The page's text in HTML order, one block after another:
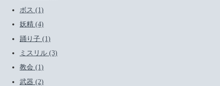
ボス (1)
妖精 (4)
踊り子 (1)
ミスリル (3)
教会 (1)
武器 (2)